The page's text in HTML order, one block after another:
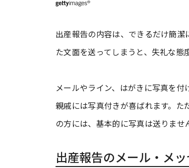
出産報告の内容は、できるだけ簡
た文面を送ってしまうと、失礼な態
メールやライン、はがきに写真を付
親戚には写真付きが喜ばれます。
の方には、基本的に写真は送りませ
出産報告のメール・メ